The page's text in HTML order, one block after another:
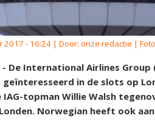
2017 - 16:24 | Door: onze redactie |
- De International Airlines
geïnteresseerd in de slots op
topman Willie Walsh
Norwegian heeft ook